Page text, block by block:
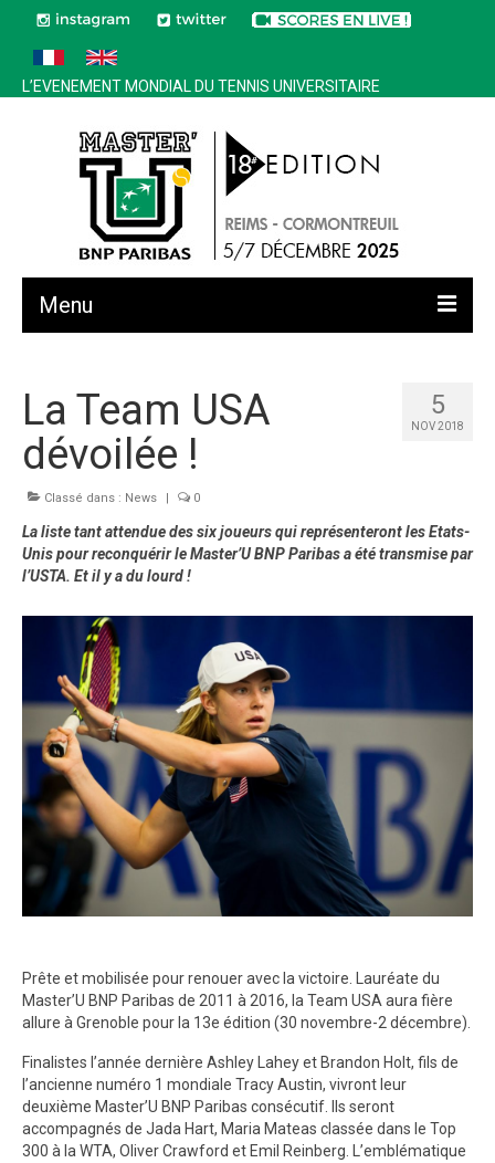
L’EVENEMENT MONDIAL DU TENNIS UNIVERSITAIRE
Menu
Edition 2025
Historique
Palmarès
Photos
Vidéos
5
NOV 2018
La Team USA
dévoilée !
Classé dans : News | 0
La liste tant attendue des six joueurs qui représenteront les Etats-
Unis pour reconquérir le Master’U BNP Paribas a été transmise par
l’USTA. Et il y a du lourd !
Prête et mobilisée pour renouer avec la victoire. Lauréate du
Master’U BNP Paribas de 2011 à 2016, la Team USA aura fière
allure à Grenoble pour la 13e édition (30 novembre-2 décembre).
Finalistes l’année dernière Ashley Lahey et Brandon Holt, fils de
l’ancienne numéro 1 mondiale Tracy Austin, vivront leur
deuxième Master’U BNP Paribas consécutif. Ils seront
accompagnés de Jada Hart, Maria Mateas classée dans le Top
300 à la WTA, Oliver Crawford et Emil Reinberg. L’emblématique